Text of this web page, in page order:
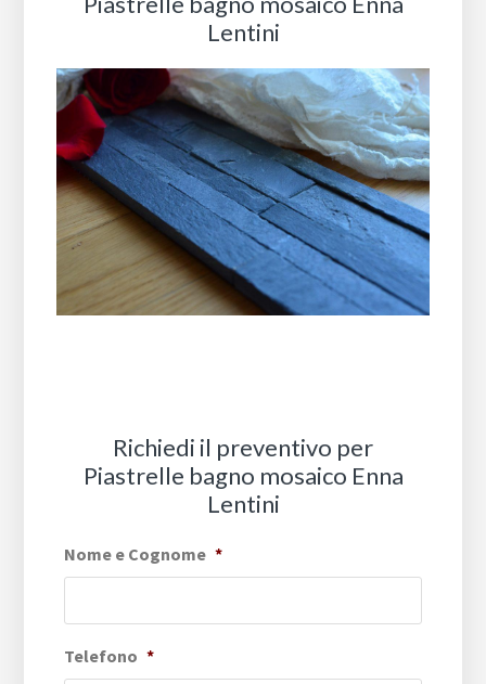
Lentini
Richiedi il preventivo per
Piastrelle bagno mosaico Enna
Lentini
Nome e Cognome *
Telefono *